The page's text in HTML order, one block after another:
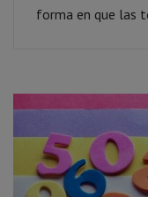
forma en que las